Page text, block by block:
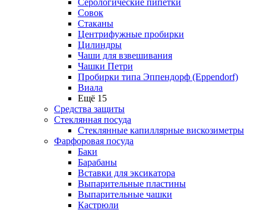
Серологические пипетки
Совок
Стаканы
Центрифужные пробирки
Цилиндры
Чаши для взвешивания
Чашки Петри
Пробирки типа Эппендорф (Eppendorf)
Виала
Ещё 15
Средства защиты
Стеклянная посуда
Стеклянные капиллярные вискозиметры
Фарфоровая посуда
Баки
Барабаны
Вставки для эксикатора
Выпарительные пластины
Выпарительные чашки
Кастрюли